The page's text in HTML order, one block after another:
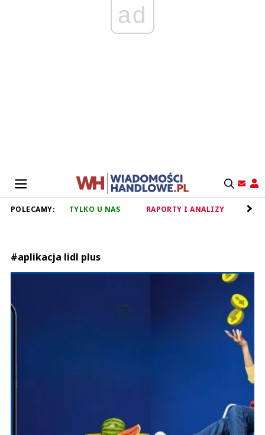
ad
POLECAMY: TYLKO U NAS RAPORTY I ANALIZY
#aplikacja lidl plus